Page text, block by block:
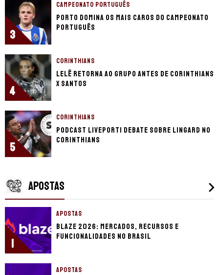
3
CAMPEONATO PORTUGUÊS
Porto domina os mais caros do Campeonato
Português
4
CORINTHIANS
Lelê retorna ao grupo antes de Corinthians
x Santos
5
CORINTHIANS
Podcast LivePorTI debate sobre Lingard no
Corinthians
APOSTAS
1
APOSTAS
Blaze 2026: mercados, recursos e
funcionalidades no Brasil
APOSTAS